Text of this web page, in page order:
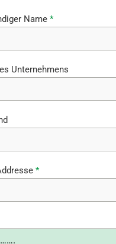
Name *
Unternehmens
*